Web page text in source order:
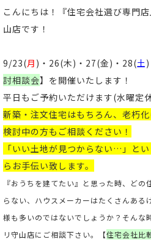
こんにちは！
『住宅会社選び専門
山店です！
9/23(月 )・26(木)・27(金)・28(土
討相談会】を開催いたします！
平日もご予約いただけます(水曜定
新築 ・ 注文住宅はもちろん、老朽
検討中の方もご相談ください ！
「いい土地が見つからない…」と
らお手伝い致します。
『おうちを建てたい』と思った時、ど
らない、ハウスメーカーはたくさんある
様も多いのではないでしょうか？そんな
リ守山店にご相談下さい。【住宅会社比